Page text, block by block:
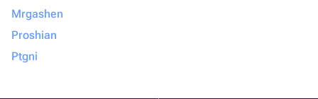
Mrgashen
Proshian
Ptgni